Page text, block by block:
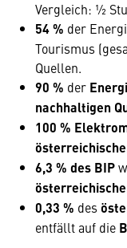
Vergleich: ½
54 % der
Tourismus
Quellen.
90 % der
nachhaltigen
100 %
6,3 % des BIP
0,33 % des
entfällt auf die